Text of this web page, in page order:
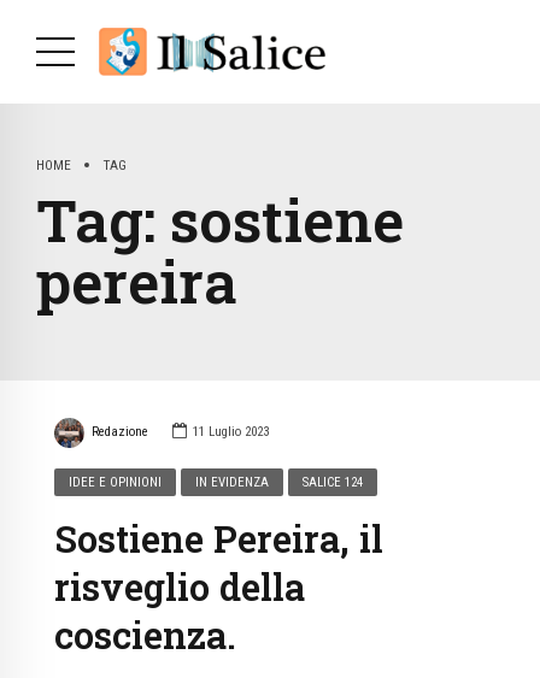
HOME TAG
Tag: sostiene
pereira
Redazione 11 Luglio 2023
IDEE E OPINIONI IN EVIDENZA SALICE 124
Sostiene Pereira, il
risveglio della
coscienza.